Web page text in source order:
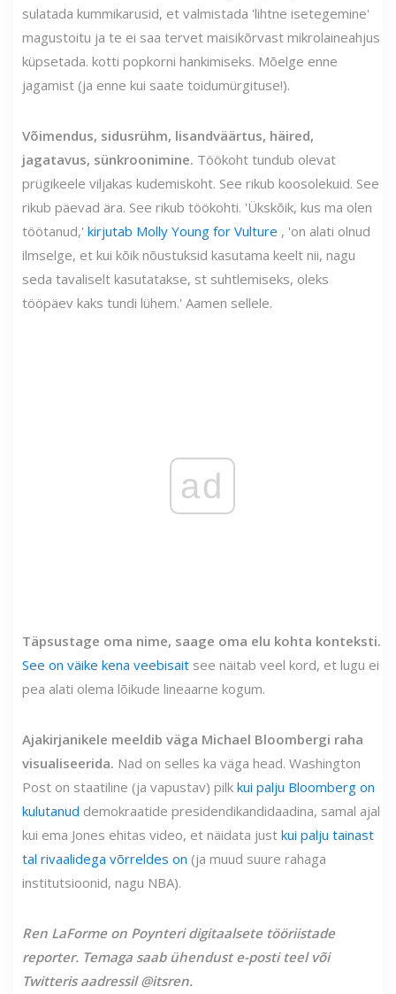
sulatada kummikarusid, et valmistada 'lihtne isetegemine'
magustoitu ja te ei saa tervet maisikõrvast mikrolaineahjus
küpsetada. kotti popkorni hankimiseks. Mõelge enne
jagamist (ja enne kui saate toidumürgituse!).
Võimendus, sidusrühm, lisandväärtus, häired,
jagatavus, sünkroonimine. Töökoht tundub olevat
prügikeele viljakas kudemiskoht. See rikub koosolekuid. See
rikub päevad ära. See rikub töökohti. 'Ükskõik, kus ma olen
töötanud,' kirjutab Molly Young for Vulture , 'on alati olnud
ilmselge, et kui kõik nõustuksid kasutama keelt nii, nagu
seda tavaliselt kasutatakse, st suhtlemiseks, oleks
tööpäev kaks tundi lühem.' Aamen sellele.
ad
Täpsustage oma nime, saage oma elu kohta konteksti.
See on väike kena veebisait see näitab veel kord, et lugu ei
pea alati olema lõikude lineaarne kogum.
Ajakirjanikele meeldib väga Michael Bloombergi raha
visualiseerida. Nad on selles ka väga head. Washington
Post on staatiline (ja vapustav) pilk kui palju Bloomberg on
kulutanud demokraatide presidendikandidaadina, samal ajal
kui ema Jones ehitas video, et näidata just kui palju tainast
tal rivaalidega võrreldes on (ja muud suure rahaga
institutsioonid, nagu NBA).
Ren LaForme on Poynteri digitaalsete tööriistade
reporter. Temaga saab ühendust e-posti teel või
Twitteris aadressil @itsren.